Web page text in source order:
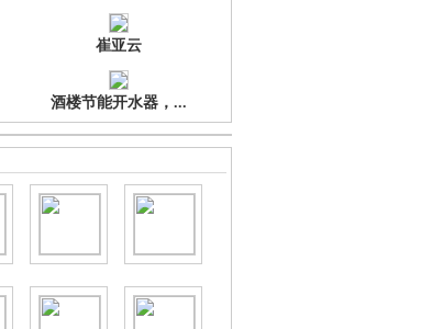
崔亚云
酒楼节能开水器，...